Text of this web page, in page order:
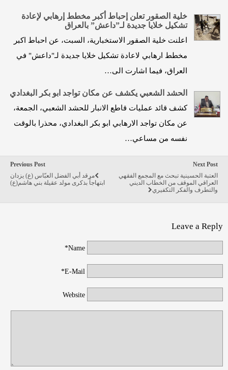
خلية الصقور تعلن إحباط أﻛﺒﺮ ﻣﺨﻄﻂ إرﻫﺎﺑﻲ لإعادة
تشكيل خلايا جديدة لـ”داعش” بالعراق
اعلنت خلية الصقور الاستخبارية، السبت، عن احباط اﻛﺒﺮ
ﻣﺨﻄﻂ ارﻫﺎﺑﻲ لاعادة تشكيل خلايا جديدة لـ"داعش" في
العراق، فيما اشارت الى…
الحشد الشعبي يكشف عن مكان تواجد ابو بكر البغدادي
كشف قائد عمليات قاطع الانبار للحشد الشعبي، الجمعة،
عن مكان تواجد الارهابي ابو بكر البغدادي، محذرا بالوقت
نفسه من مساعي…
Previous Post
مرقد أبي الفضل العبّاس (ع) يزدان
ابتهاجاً بذكرى مولد عقيلة بني هاشم(ع)
Next Post
العتبة الحسينية تبحث مع المجمع الفقهي
العراقي الموقف من الخطاب الديني
والتطرف والفكر التكفيري
Leave a Reply
Name*
E-Mail*
Website